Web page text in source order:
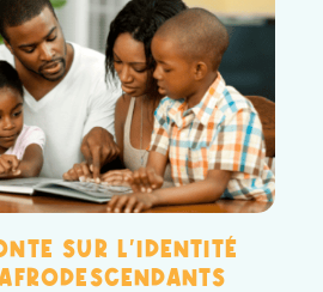
SUR L’IDENTITÉ